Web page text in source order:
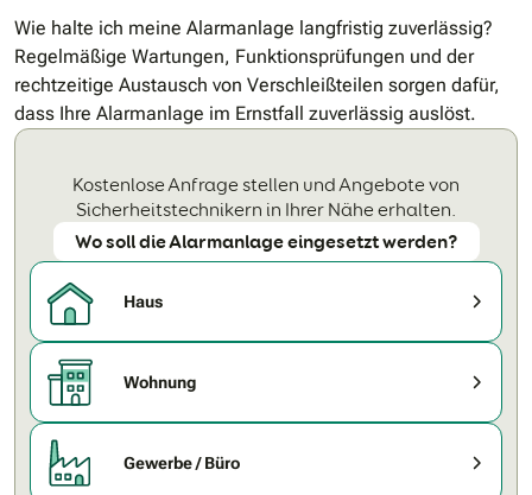
Wie halte ich meine Alarmanlage langfristig zuverlässig?
Regelmäßige Wartungen, Funktionsprüfungen und der
rechtzeitige Austausch von Verschleißteilen sorgen dafür,
dass Ihre Alarmanlage im Ernstfall zuverlässig auslöst.
Kostenlose Anfrage stellen und Angebote von
Sicherheitstechnikern in Ihrer Nähe erhalten.
Wo soll die Alarmanlage eingesetzt werden?
Haus
Wohnung
Gewerbe / Büro